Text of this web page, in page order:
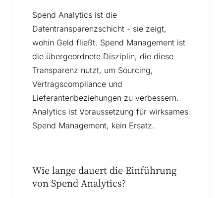
Spend Analytics ist die
Datentransparenzschicht - sie zeigt,
wohin Geld fließt. Spend Management ist
die übergeordnete Disziplin, die diese
Transparenz nutzt, um Sourcing,
Vertragscompliance und
Lieferantenbeziehungen zu verbessern.
Analytics ist Voraussetzung für wirksames
Spend Management, kein Ersatz.
Wie lange dauert die Einführung
von Spend Analytics?